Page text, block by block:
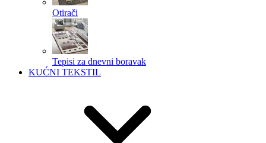
Otirači
Tepisi za dnevni boravak
KUĆNI TEKSTIL